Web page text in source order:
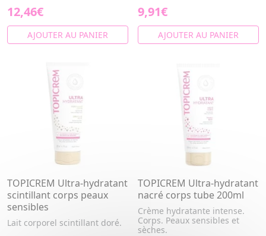
12,46€
AJOUTER AU PANIER
9,91€
AJOUTER AU PANIER
TOPICREM Ultra-hydratant
scintillant corps peaux
sensibles
Lait corporel scintillant doré.
TOPICREM Ultra-hydratant
nacré corps tube 200ml
Crème hydratante intense.
Corps. Peaux sensibles et
sèches.